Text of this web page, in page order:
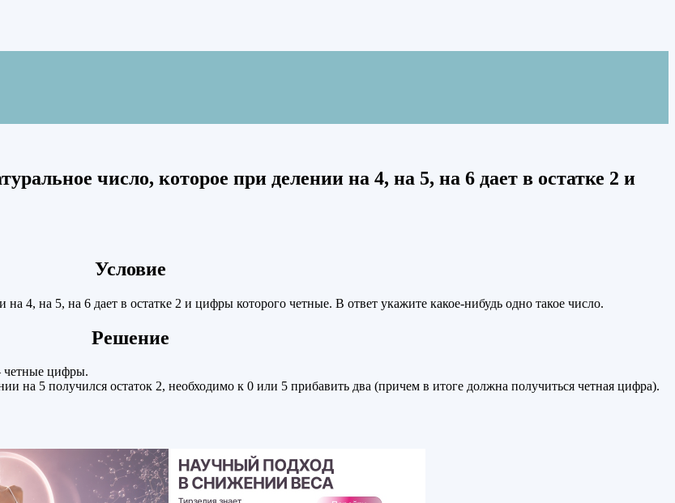
число, которое при делении на 4, на 5, на 6 дает в остатке 2 и
Условие
4, на 5, на 6 дает в остатке 2 и цифры которого четные. В ответ укажите какое-нибудь одно такое число.
Решение
четные цифры.
на 5 получился остаток 2, необходимо к 0 или 5 прибавить два (причем в итоге должна получиться четная цифра).